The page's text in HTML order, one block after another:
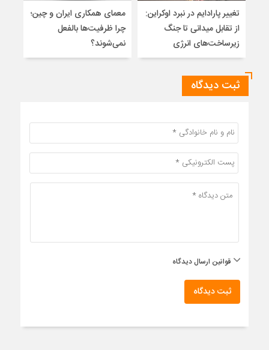
تغییر پارادایم در نبرد اوکراین:
از تقابل میدانی تا جنگ
زیرساخت‌های انرژی
معمای همکاری ایران و چین؛
چرا ظرفیت‌ها بالفعل
نمی‌شوند؟
ثبت دیدگاه
قوانین ارسال دیدگاه
ثبت دیدگاه